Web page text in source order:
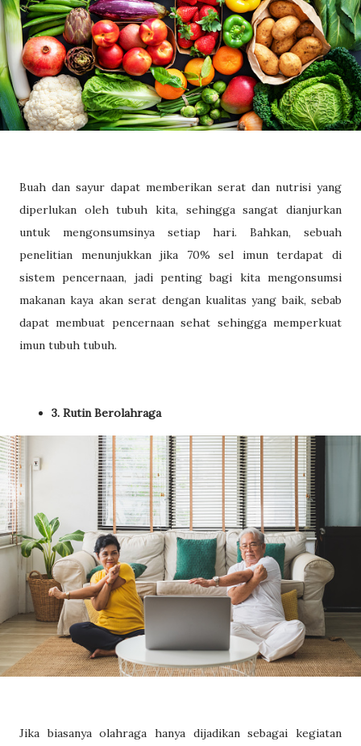
Buah dan sayur dapat memberikan serat dan nutrisi yang
diperlukan oleh tubuh kita, sehingga sangat dianjurkan
untuk mengonsumsinya setiap hari. Bahkan, sebuah
penelitian menunjukkan jika 70% sel imun terdapat di
sistem pencernaan, jadi penting bagi kita mengonsumsi
makanan kaya akan serat dengan kualitas yang baik, sebab
dapat membuat pencernaan sehat sehingga memperkuat
imun tubuh tubuh.
3. Rutin Berolahraga
Jika biasanya olahraga hanya dijadikan sebagai kegiatan